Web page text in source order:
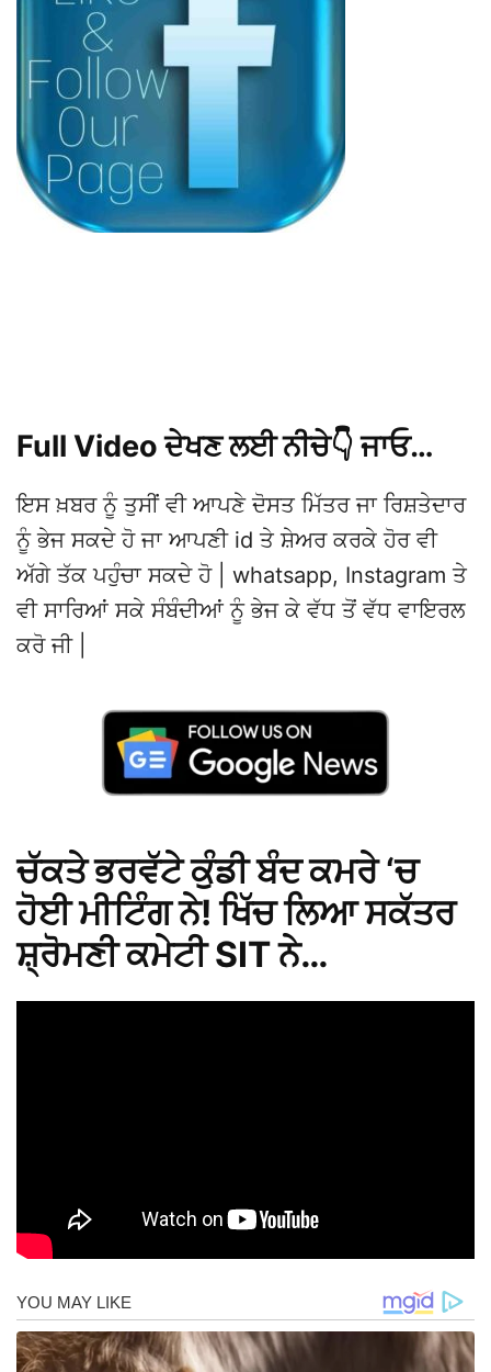
Full Video ਦੇਖਣ ਲਈ ਨੀਚੇ👇 ਜਾਓ…
ਇਸ ਖ਼ਬਰ ਨੂੰ ਤੁਸੀਂ ਵੀ ਆਪਣੇ ਦੋਸਤ ਮਿੱਤਰ ਜਾ ਰਿਸ਼ਤੇਦਾਰ
ਨੂੰ ਭੇਜ ਸਕਦੇ ਹੋ ਜਾ ਆਪਣੀ id ਤੇ ਸ਼ੇਅਰ ਕਰਕੇ ਹੋਰ ਵੀ
ਅੱਗੇ ਤੱਕ ਪਹੁੰਚਾ ਸਕਦੇ ਹੋ | whatsapp, Instagram ਤੇ
ਵੀ ਸਾਰਿਆਂ ਸਕੇ ਸੰਬੰਦੀਆਂ ਨੂੰ ਭੇਜ ਕੇ ਵੱਧ ਤੋਂ ਵੱਧ ਵਾਇਰਲ
ਕਰੋ ਜੀ |
ਚੱਕਤੇ ਭਰਵੱਟੇ ਕੁੰਡੀ ਬੰਦ ਕਮਰੇ ‘ਚ
ਹੋਈ ਮੀਟਿੰਗ ਨੇ! ਖਿੱਚ ਲਿਆ ਸਕੱਤਰ
ਸ਼੍ਰੋਮਣੀ ਕਮੇਟੀ SIT ਨੇ…